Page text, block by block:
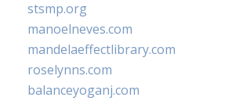
stsmp.org
manoelneves.com
mandelaeffectlibrary.com
roselynns.com
balanceyoganj.com